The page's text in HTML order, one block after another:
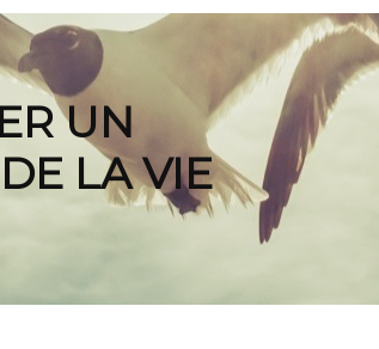
UN
LA VIE